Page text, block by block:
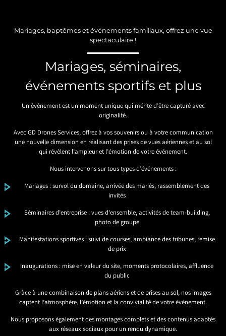
Mariages, baptêmes et événements familiaux, offrez une vue
spectaculaire !
Mariages, séminaires,
événements sportifs et plus
Un événement est un moment unique qui mérite d’être capturé avec
originalité.
Avec GD Drones Services, offrez à vos souvenirs ou à votre communication
une nouvelle dimension en réalisant des prises de vues aériennes et au sol
qui révèlent l’ampleur et l’émotion de votre événement.
Nous intervenons sur tous types d’événements :
Mariages : survol du domaine, arrivée des mariés, rassemblement des
invités
Séminaires d’entreprise : vues d’ensemble, activités de team-building,
photo de groupe
Manifestations sportives : suivi de courses, ambiance des tribunes, remise
de prix
Inaugurations : mise en valeur du site, moments protocolaires, affluence
du public
Grâce à une combinaison de plans aériens et de prises au sol, nos images
captent l’atmosphère, l’émotion et la convivialité de votre événement.
Nous proposons également des montages complets et des contenus adaptés
aux réseaux sociaux pour un rendu dynamique.